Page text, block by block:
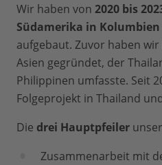
Wir haben von 2020 bis
Südamerika in
aufgebaut. Zuvor haben
Asien gegründet, der
Philippinen umfasste. Seit
Folgeprojekt in Thailand
Die drei Hauptpfeiler
Zusammenarbeit mit